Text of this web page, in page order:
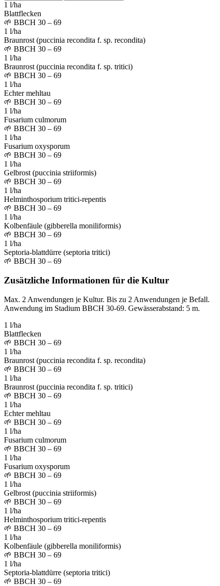
1 l/ha
Blattflecken
🌱 BBCH 30 – 69
1 l/ha
Braunrost (puccinia recondita f. sp. recondita)
🌱 BBCH 30 – 69
1 l/ha
Braunrost (puccinia recondita f. sp. tritici)
🌱 BBCH 30 – 69
1 l/ha
Echter mehltau
🌱 BBCH 30 – 69
1 l/ha
Fusarium culmorum
🌱 BBCH 30 – 69
1 l/ha
Fusarium oxysporum
🌱 BBCH 30 – 69
1 l/ha
Gelbrost (puccinia striiformis)
🌱 BBCH 30 – 69
1 l/ha
Helminthosporium tritici-repentis
🌱 BBCH 30 – 69
1 l/ha
Kolbenfäule (gibberella moniliformis)
🌱 BBCH 30 – 69
1 l/ha
Septoria-blattdürre (septoria tritici)
🌱 BBCH 30 – 69
Zusätzliche Informationen für die Kultur
Max. 2 Anwendungen je Kultur. Bis zu 2 Anwendungen je Befall.
Anwendung im Stadium BBCH 30-69. Gewässerabstand: 5 m.
1 l/ha
Blattflecken
🌱 BBCH 30 – 69
1 l/ha
Braunrost (puccinia recondita f. sp. recondita)
🌱 BBCH 30 – 69
1 l/ha
Braunrost (puccinia recondita f. sp. tritici)
🌱 BBCH 30 – 69
1 l/ha
Echter mehltau
🌱 BBCH 30 – 69
1 l/ha
Fusarium culmorum
🌱 BBCH 30 – 69
1 l/ha
Fusarium oxysporum
🌱 BBCH 30 – 69
1 l/ha
Gelbrost (puccinia striiformis)
🌱 BBCH 30 – 69
1 l/ha
Helminthosporium tritici-repentis
🌱 BBCH 30 – 69
1 l/ha
Kolbenfäule (gibberella moniliformis)
🌱 BBCH 30 – 69
1 l/ha
Septoria-blattdürre (septoria tritici)
🌱 BBCH 30 – 69